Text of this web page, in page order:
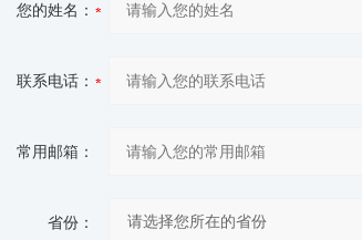
您的姓名：
联系电话：
常用邮箱：
省份：